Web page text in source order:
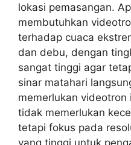
lokasi pemasangan.
membutuhkan
terhadap cuaca
dan debu, dengan
sangat tinggi agar
sinar matahari
memerlukan videotron
tidak memerlukan
tetapi fokus pada
yang tinggi untuk